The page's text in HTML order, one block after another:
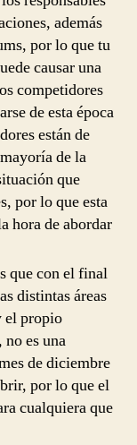
además
por lo que tu
causar una
competidores
de esta época
están de
de la
que
por lo que esta
hora de abordar
que con el final
distintas áreas
el propio
es una
de diciembre
por lo que el
cualquiera que